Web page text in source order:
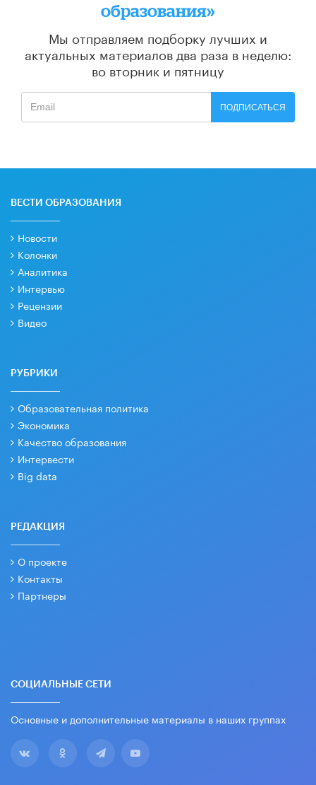
образования»
Мы отправляем подборку лучших и
актуальных материалов два раза в неделю:
во вторник и пятницу
ПОДПИСАТЬСЯ
ВЕСТИ ОБРАЗОВАНИЯ
Новости
Колонки
Аналитика
Интервью
Рецензии
Видео
РУБРИКИ
Образовательная политика
Экономика
Качество образования
Интервести
Big data
РЕДАКЦИЯ
О проекте
Контакты
Партнеры
СОЦИАЛЬНЫЕ СЕТИ
Основные и дополнительные материалы в наших группах